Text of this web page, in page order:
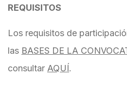
REQUISITOS
Los requisitos de
las BASES DE LA
consultar AQUÍ.